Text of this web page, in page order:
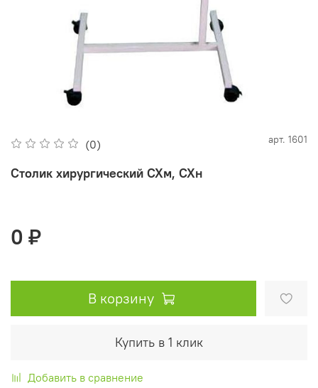
(0) арт. 1601
Столик хирургический СХм, СХн
0 ₽
В корзину
Купить в 1 клик
Добавить в сравнение